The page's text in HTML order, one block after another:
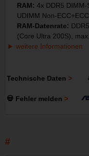
RAM: 4x DDR5
UDIMM Non-ECC+ECC
RAM-Datenrate:
(Core Ultra 200S),
weitere Informationen
Technische Daten
💀 Fehler melden